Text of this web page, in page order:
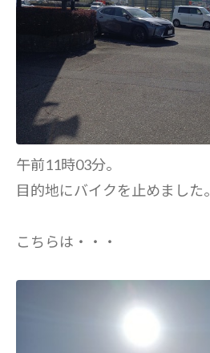
午前11時03分。
目的地にバイクを止めました。
こちらは・・・